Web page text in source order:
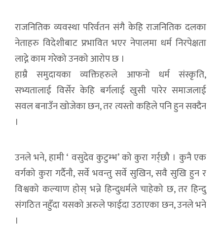
राजनितिक व्यवस्था परिर्वतन संगै केहि राजनितिक दलका
नेताहरु विदेशीबाट प्रभावित भएर नेपालमा धर्म निरपेक्षता
लाद्ने काम गरेको उनको आरोप छ ।
हाम्रै समुदायका व्यक्तिहरुले आफनो धर्म संस्कृति,
सभ्यतालाई विर्सेर केहि बर्गलाई खुसी पारेर समाजलाई
सवल बनाउँन खोजेका छन, तर त्यस्तो कहिले पनि हुन सक्दैन
।
उनले भने, हामी ‘ वसुदेव कुटुम्भ’ को कुरा गर्र्छौ । कुनै एक
वर्गको कुरा गर्दैनौ, सर्वे भवन्तु सर्वे सुखिन, सवै सुखि हुन र
विश्वको कल्याण होस् भन्ने हिन्दुधर्मले चाहेको छ, तर हिन्दु
संगठित नहुँदा यसको अरुले फाईदा उठाएका छन, उनले भने
।